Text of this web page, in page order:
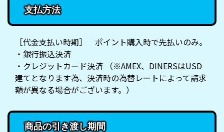
支払方法
［代金支払い時期］ ポイント購入時で先払いのみ。
・銀行振込決済
・クレジットカード決済 （※AMEX、DINERSはUSD
建てとなります為、決済時の為替レートによって請求
額が異なる場合がございます。）
商品の引き渡し期間